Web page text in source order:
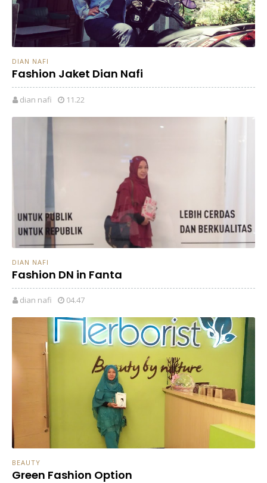
DIAN NAFI
Fashion Jaket Dian Nafi
dian nafi 11.22
DIAN NAFI
Fashion DN in Fanta
dian nafi 04.47
BEAUTY
Green Fashion Option